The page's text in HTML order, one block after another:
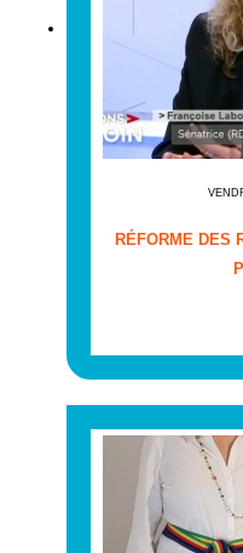
RÉFORME DES